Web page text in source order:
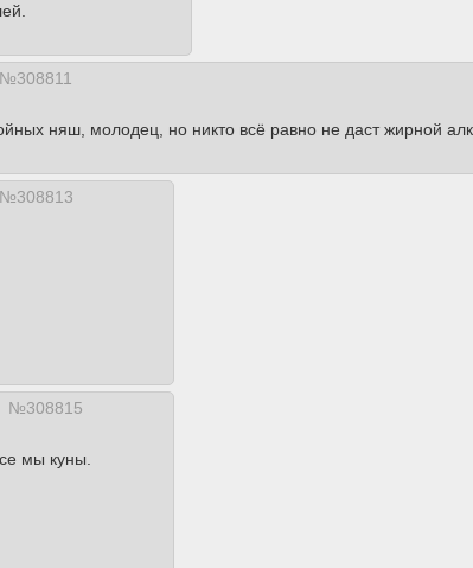
№308811
няш, молодец, но никто всё равно не даст жирной
№308813
№308815
мы куны.